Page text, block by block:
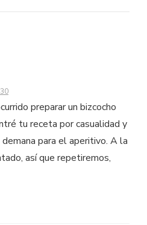
preparar un bizcocho
tu receta por casualidad y
para el aperitivo. A la
así que repetiremos,